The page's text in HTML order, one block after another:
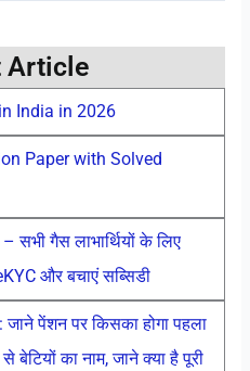
Article
India in 2026
Paper with Solved
गैस लाभार्थियों के लिए
और बचाएं सब्सिडी
पेंशन पर किसका होगा पहला
बेटियों का नाम, जाने क्या है पूरी